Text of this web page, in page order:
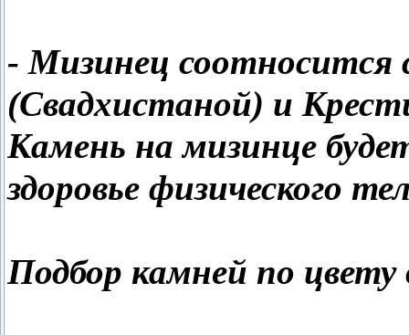
- Мизинец соотносится
(Свадхистаной) и
Камень на мизинце
здоровье физического
Подбор камней по